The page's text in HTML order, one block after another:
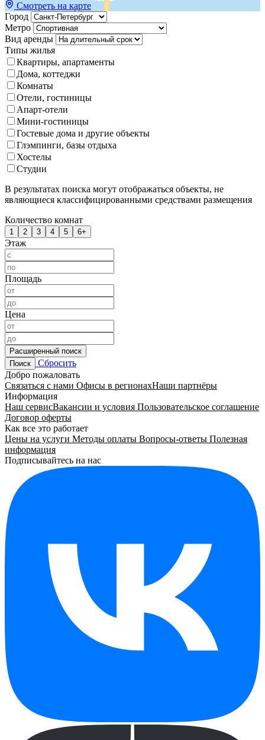
Смотреть на карте
Город
Метро
Вид аренды
Типы жилья
Квартиры, апартаменты
Дома, коттеджи
Комнаты
Отели, гостиницы
Апарт-отели
Мини-гостиницы
Гостевые дома и другие объекты
Глэмпинги, базы отдыха
Хостелы
Студии
В результатах поиска могут отображаться объекты, не
являющиеся классифицированными средствами размещения
Количество комнат
1 2 3 4 5 6+
Этаж
Площадь
Цена
Расширенный поиск
Поиск
Сбросить
Добро пожаловать
Связаться с нами Офисы в регионахНаши партнёры
Информация
Наш сервисВакансии и условия Пользовательское соглашение
Договор оферты
Как все это работает
Цены на услуги Методы оплаты Вопросы-ответы Полезная
информация
Подписывайтесь на нас